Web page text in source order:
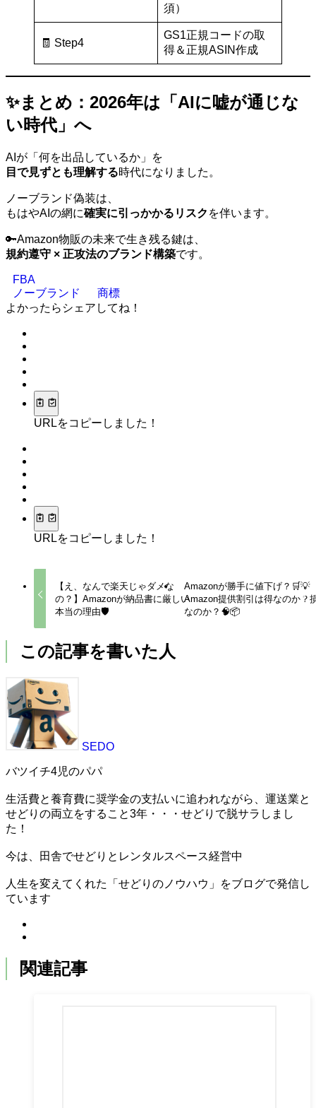
須）
🧾 Step4
GS1正規コードの取
得＆正規ASIN作成
✨まとめ：2026年は「AIに嘘が通じな
い時代」へ
AIが「何を出品しているか」を
目で見ずとも理解する時代になりました。
ノーブランド偽装は、
もはやAIの網に確実に引っかかるリスク を伴います。
🔑Amazon物販の未来で生き残る鍵は、
規約遵守 × 正攻法のブランド構築です。
FBA
ノーブランド
商標
よかったらシェアしてね！
URLをコピーしました！
URLをコピーしました！
【え、なんで楽天じゃダメな
の？】Amazonが納品書に厳しい
本当の理由🛡️
Amazonが勝手に値下げ？🛒💡
Amazon提供割引は得なのか？
なのか？🧠📦
この記事を書いた人
SEDO
バツイチ4児のパパ
生活費と養育費に奨学金の支払いに追われながら、運送業と
せどりの両立をすること3年・・・せどりで脱サラしまし
た！
今は、田舎でせどりとレンタルスペース経営中
人生を変えてくれた「せどりのノウハウ」をブログで発信し
ています
関連記事